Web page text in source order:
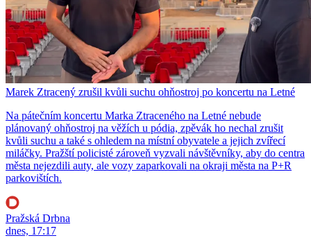
Marek Ztracený zrušil kvůli suchu ohňostroj po koncertu na Letné
Na pátečním koncertu Marka Ztraceného na Letné nebude
plánovaný ohňostroj na věžích u pódia, zpěvák ho nechal zrušit
kvůli suchu a také s ohledem na místní obyvatele a jejich zvířecí
miláčky. Pražští policisté zároveň vyzvali návštěvníky, aby do centra
města nejezdili auty, ale vozy zaparkovali na okraji města na P+R
parkovištích.
Pražská Drbna
dnes, 17:17